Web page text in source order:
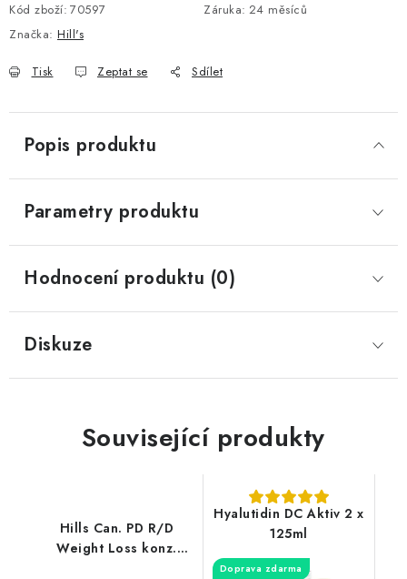
Kód zboží: 70597 Záruka: 24 měsíců
Značka: Hill's
Tisk Zeptat se Sdílet
Popis produktu
Parametry produktu
Hodnocení produktu (0)
Diskuze
Související produkty
Hills Can. PD R/D
Weight Loss konz.
Hyalutidin DC Aktiv 2 x
125ml
Doprava zdarma